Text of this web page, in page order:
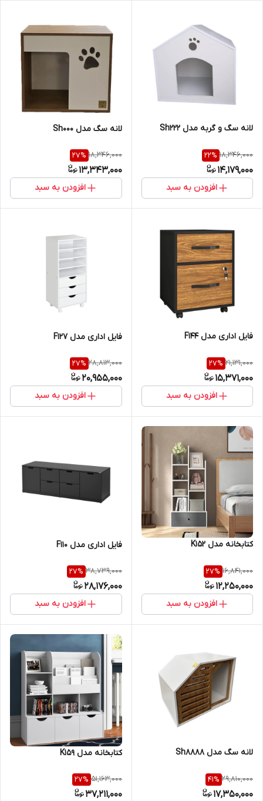
لانه سگ و گربه مدل Sh222
18,346,000
22%
14,179,000
افزودن به سبد
لانه سگ مدل Sh000
18,346,000
27%
13,343,000
افزودن به سبد
فایل اداری مدل F144
21,131,000
27%
15,371,000
افزودن به سبد
فایل اداری مدل F127
28,813,000
27%
20,955,000
افزودن به سبد
کتابخانه مدل K152
16,841,000
27%
12,250,000
افزودن به سبد
فایل اداری مدل F110
38,739,000
27%
28,176,000
افزودن به سبد
لانه سگ مدل Sh8888
29,810,000
41%
17,350,000
کتابخانه مدل K159
51,163,000
27%
37,211,000